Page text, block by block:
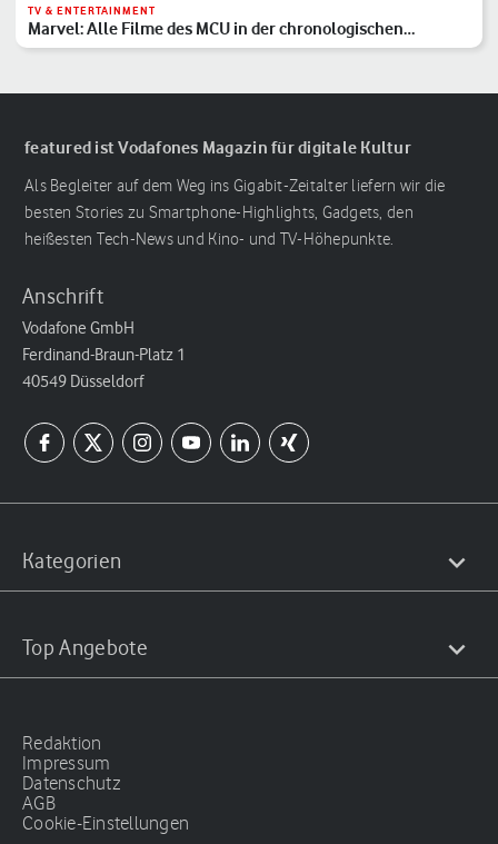
TV & ENTERTAINMENT
Marvel: Alle Filme des MCU in der chronologischen
Reihenfolge
featured ist Vodafones Magazin für digitale Kultur
Als Begleiter auf dem Weg ins Gigabit-Zeitalter liefern wir die
besten Stories zu Smartphone-Highlights, Gadgets, den
heißesten Tech-News und Kino- und TV-Höhepunkte.
Anschrift
Vodafone GmbH
Ferdinand-Braun-Platz 1
40549 Düsseldorf
Kategorien
Top Angebote
Redaktion
Impressum
Datenschutz
AGB
Cookie-Einstellungen